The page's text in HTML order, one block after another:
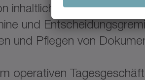
inhaltlichen und
und
und Pflegen von
operativen